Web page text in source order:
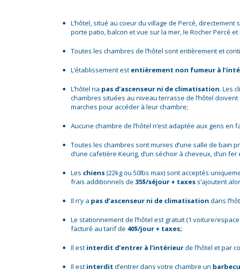
L’hôtel, situé au coeur du village de Percé,
porte patio, balcon et vue sur la mer, le Rocher Percé et
Toutes les chambres de l’hôtel sont entièrement et
L’établissement est entièrement non fumeur à
L’hôtel na pas d’ascenseur ni de climatisation. Les
chambres situées au niveau terrasse de l’hôtel
marches pour accéder à leur chambre;
Aucune chambre de l’hôtel n’est adaptée aux gens en
Toutes les chambres sont munies d’une salle de bain
d’une cafetière Keurig, d’un séchoir à cheveux, d’un
Les chiens(22kg ou 50lbs max) sont acceptés
frais additionnels de 35$/séjour + taxes s’ajoutent
Il n’y a pas d’ascenseur ni de climatisation dans
Le stationnement de l’hôtel est gratuit (1 voiture/
facturé au tarif de 40$/jour + taxes;
Il est interdit d’entrer à l’intérieurde l’hôtel et par
Il est interdit d’entrer dans votre chambre un